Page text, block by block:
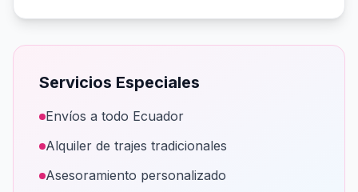
Servicios Especiales
Envíos a todo Ecuador
Alquiler de trajes tradicionales
Asesoramiento personalizado